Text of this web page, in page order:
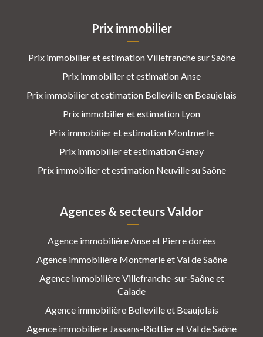
Prix immobilier
Prix immobilier et estimation Villefranche sur Saône
Prix immobilier et estimation Anse
Prix immobilier et estimation Belleville en Beaujolais
Prix immobilier et estimation Lyon
Prix immobilier et estimation Montmerle
Prix immobilier et estimation Genay
Prix immobilier et estimation Neuville su Saône
Agences & secteurs Valdor
Agence immobilière Anse et Pierre dorées
Agence immobilière Montmerle et Val de Saône
Agence immobilière Villefranche-sur-Saône et
Calade
Agence immobilière Belleville et Beaujolais
Agence immobilière Jassans-Riottier et Val de Saône